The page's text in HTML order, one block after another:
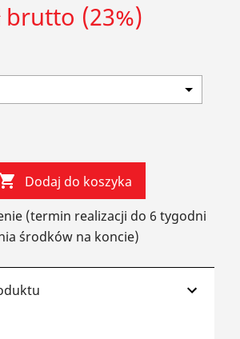
brutto (23%)
Dodaj do koszyka
(termin realizacji do 6 tygodni
środków na koncie)